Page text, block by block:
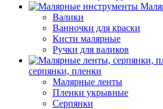
Валики
Ванночки для краски
Кисти малярные
Ручки для валиков
серпянки, пленки
Малярные ленты
Пленки укрывные
Серпянки